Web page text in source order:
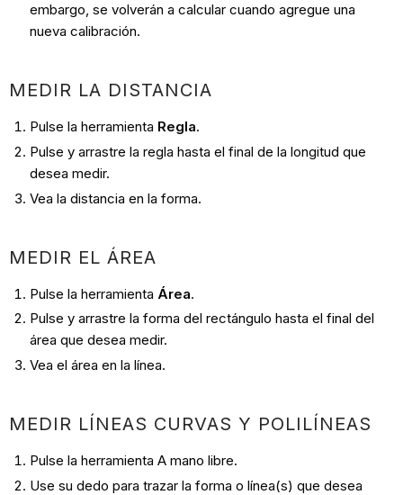
embargo, se volverán a calcular cuando agregue una
nueva calibración.
MEDIR LA DISTANCIA
Pulse la herramienta Regla.
Pulse y arrastre la regla hasta el final de la longitud que
desea medir.
Vea la distancia en la forma.
MEDIR EL ÁREA
Pulse la herramienta Área.
Pulse y arrastre la forma del rectángulo hasta el final del
área que desea medir.
Vea el área en la línea.
MEDIR LÍNEAS CURVAS Y POLILÍNEAS
Pulse la herramienta A mano libre.
Use su dedo para trazar la forma o línea(s) que desea